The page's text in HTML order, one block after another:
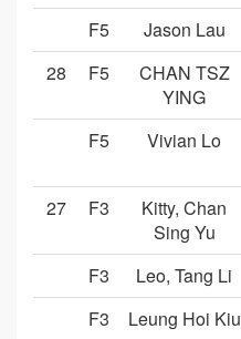
F5
Jason Lau
28
F5
CHAN TSZ
YING
F5 Vivian Lo
27
F3
Kitty, Chan
Sing Yu
F3
Leo, Tang Li
F3
Leung Hoi Kiu